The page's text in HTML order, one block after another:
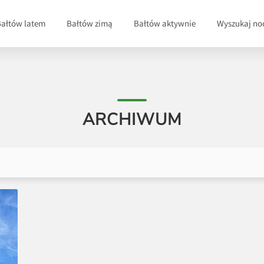
latem Bałtów zimą Bałtów aktywnie Wyszukaj
ARCHIWUM